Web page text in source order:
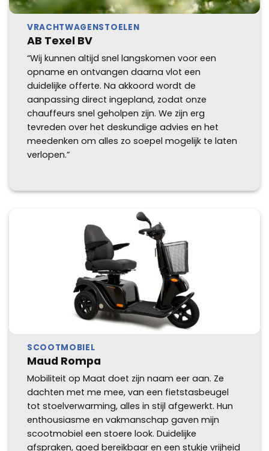
VRACHTWAGENSTOELEN
AB Texel BV
“Wij kunnen altijd snel langskomen voor een
opname en ontvangen daarna vlot een
duidelijke offerte. Na akkoord wordt de
aanpassing direct ingepland, zodat onze
chauffeurs snel geholpen zijn. We zijn erg
tevreden over het deskundige advies en het
meedenken om alles zo soepel mogelijk te laten
verlopen.”
SCOOTMOBIEL
Maud Rompa
Mobiliteit op Maat doet zijn naam eer aan. Ze
dachten met me mee, van een fietstasbeugel
tot stoelverwarming, alles in stijl afgewerkt. Hun
enthousiasme en vakmanschap gaven mijn
scootmobiel een stoere look. Duidelijke
afspraken, goed bereikbaar en een stukje vrijheid